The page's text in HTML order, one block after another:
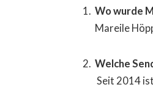
Wo wurde
Mareile
Welche
Seit 2014